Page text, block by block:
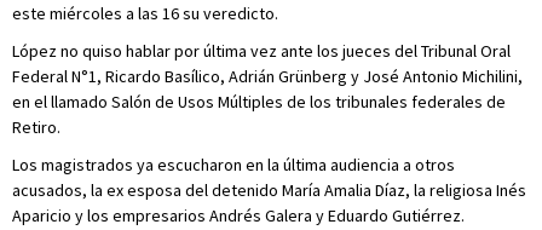
este miércoles a las 16 su veredicto.
López no quiso hablar por última vez ante los jueces del Tribunal Oral
Federal N°1, Ricardo Basílico, Adrián Grünberg y José Antonio Michilini,
en el llamado Salón de Usos Múltiples de los tribunales federales de
Retiro.
Los magistrados ya escucharon en la última audiencia a otros
acusados, la ex esposa del detenido María Amalia Díaz, la religiosa Inés
Aparicio y los empresarios Andrés Galera y Eduardo Gutiérrez.